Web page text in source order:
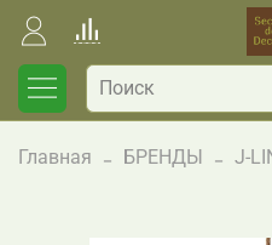
Главная БРЕНДЫ J-